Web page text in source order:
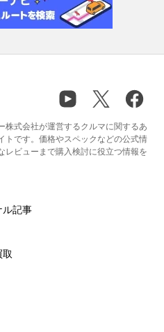
式会社が運営するクルマに関するあ
トです。価格やスペックなどの公式情
レビューまで購入検討に役立つ情報を
ル記事
取